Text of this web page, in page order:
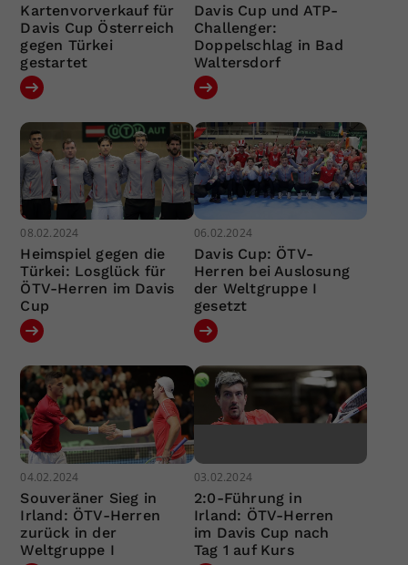
Kartenvorverkauf für
Davis Cup Österreich
gegen Türkei
gestartet
Davis Cup und ATP-
Challenger:
Doppelschlag in Bad
Waltersdorf
08.02.2024
Heimspiel gegen die
Türkei: Losglück für
ÖTV-Herren im Davis
Cup
06.02.2024
Davis Cup: ÖTV-
Herren bei Auslosung
der Weltgruppe I
gesetzt
04.02.2024
Souveräner Sieg in
Irland: ÖTV-Herren
zurück in der
Weltgruppe I
03.02.2024
2:0-Führung in
Irland: ÖTV-Herren
im Davis Cup nach
Tag 1 auf Kurs